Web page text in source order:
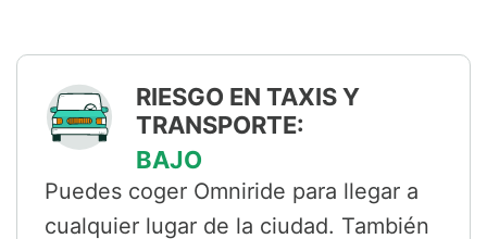
RIESGO EN TAXIS Y
TRANSPORTE:
BAJO
Puedes coger Omniride para llegar a
cualquier lugar de la ciudad. También